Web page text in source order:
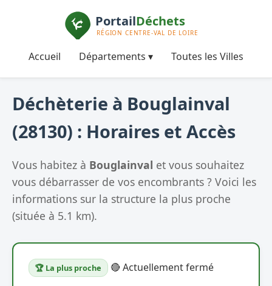
Accueil Départements ▾ Toutes les Villes
Déchèterie à Bouglainval
(28130) : Horaires et Accès
Vous habitez à Bouglainval et vous souhaitez
vous débarrasser de vos encombrants ? Voici les
informations sur la structure la plus proche
(située à 5.1 km).
🏆 La plus proche 🔴 Actuellement fermé